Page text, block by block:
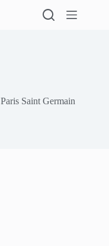
Paris Saint Germain